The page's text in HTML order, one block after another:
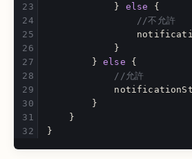
}
else
{
//不允許
}
}
else
{
//允許
}
}
}